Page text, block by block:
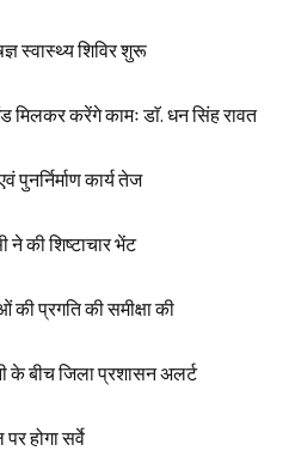
स्वास्थ्य शिविर शुरू
मिलकर करेंगे कामः डाॅ. धन सिंह रावत
पुनर्निर्माण कार्य तेज
की शिष्टाचार भेंट
की प्रगति की समीक्षा की
के बीच जिला प्रशासन अलर्ट
होगा सर्वे